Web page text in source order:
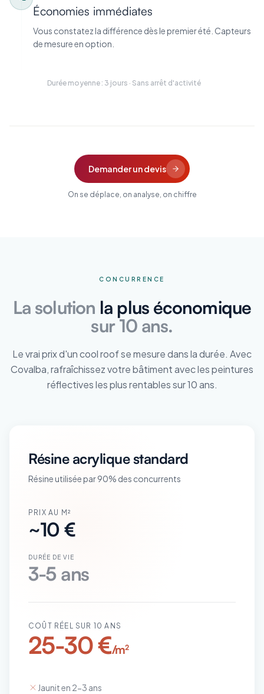
Économies immédiates
Vous constatez la différence dès le premier été. Capteurs
de mesure en option.
Durée moyenne : 3 jours · Sans arrêt d'activité
Demander un devis
On se déplace, on analyse, on chiffre
CONCURRENCE
La solution la plus économique
sur 10 ans.
Le vrai prix d'un cool roof se mesure dans la durée. Avec
Covalba, rafraîchissez votre bâtiment avec les peintures
réflectives les plus rentables sur 10 ans.
Résine acrylique standard
Résine utilisée par 90% des concurrents
PRIX AU M²
~10 €
DURÉE DE VIE
3-5 ans
COÛT RÉEL SUR 10 ANS
25-30 €/m²
Jaunit en 2-3 ans